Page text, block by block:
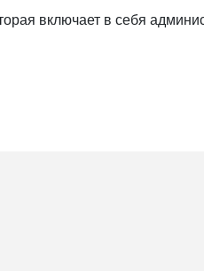
включает в себя